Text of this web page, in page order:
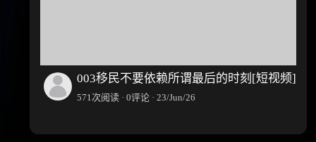
003移民不要依赖所谓最后的时刻[短视频]
571次阅读 · 0评论 · 23/Jun/26